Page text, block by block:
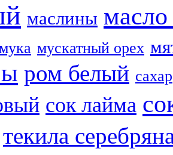
маслины масло
мускатный орех
ром белый сахар
сок лайма
текила